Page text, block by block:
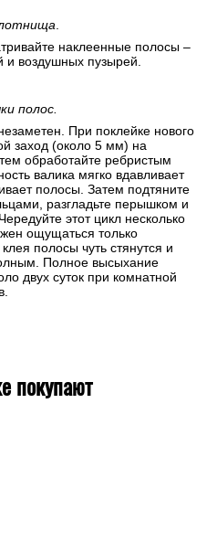
.
наклеенные полосы –
и воздушных пузырей.
полос.
При поклейке нового
заход (около 5 мм) на
обработайте ребристым
валика мягко вдавливает
полосы. Затем подтяните
разгладьте перышком и
этот цикл несколько
ощущаться только
полосы чуть стянутся и
Полное высыхание
двух суток при комнатной
покупают